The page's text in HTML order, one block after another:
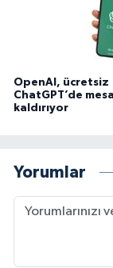
OpenAI, ücretsiz
ChatGPT’de
kaldırıyor
Yorumlar